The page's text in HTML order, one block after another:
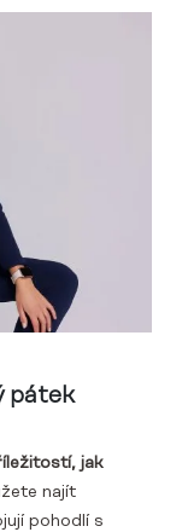
pátek
jak
najít
pohodlí s